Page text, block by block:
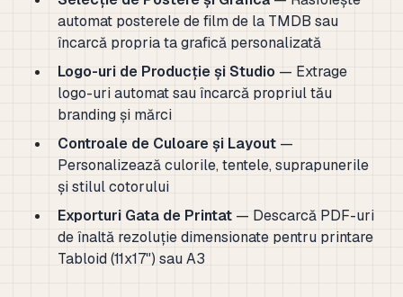
automat posterele de film de la TMDB sau
încarcă propria ta grafică personalizată
Logo-uri de Producție și Studio — Extrage
logo-uri automat sau încarcă propriul tău
branding și mărci
Controale de Culoare și Layout —
Personalizează culorile, tentele, suprapunerile
și stilul cotorului
Exporturi Gata de Printat — Descarcă PDF-uri
de înaltă rezoluție dimensionate pentru printare
Tabloid (11x17") sau A3